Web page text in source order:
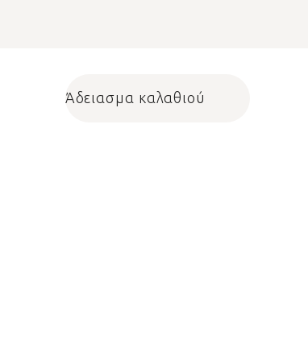
Shopping cart
Άδειασμα καλαθιού